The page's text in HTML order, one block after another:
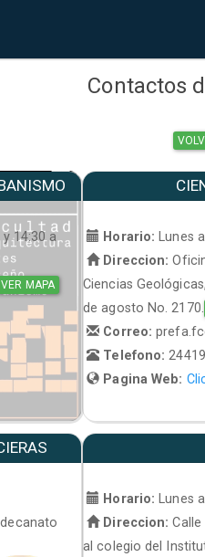
Contactos
y 14:30 a
VER MAPA
Horario:
Lunes
Direccion:
Ciencias
de agosto No. 2170.
Correo:
Telefono:
Pagina Web:
Horario:
Lunes
Direccion: Calle
al colegio del